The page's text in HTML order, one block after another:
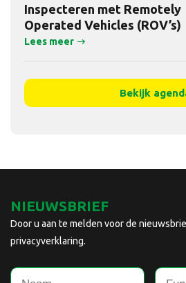
Inspecteren met Remotely
Operated Vehicles (ROV’s)
Lees meer
Bekijk
NIEUWSBRIEF
Door u aan te melden voor de
privacyverklaring.